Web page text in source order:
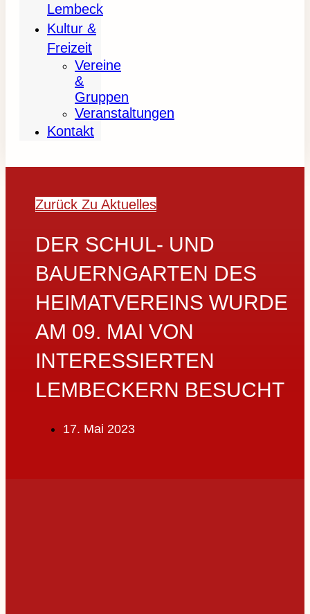
Lembeck
Kultur &
Freizeit
Vereine
&
Gruppen
Veranstaltungen
Kontakt
Zurück Zu Aktuelles
DER SCHUL- UND
BAUERNGARTEN DES
HEIMATVEREINS WURDE
AM 09. MAI VON
INTERESSIERTEN
LEMBECKERN BESUCHT
17. Mai 2023